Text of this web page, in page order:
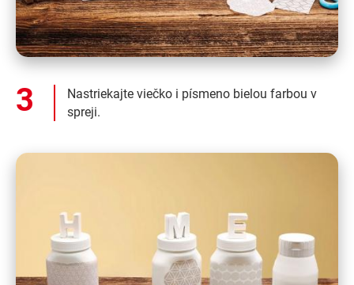
Nastriekajte viečko i písmeno bielou farbou v
spreji.